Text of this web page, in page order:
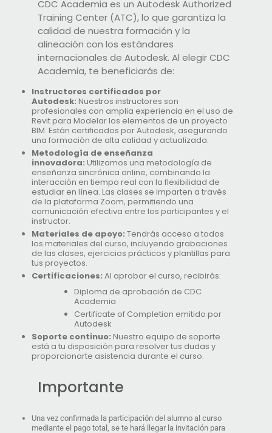
CDC Academia es un Autodesk Authorized
Training Center (ATC), lo que garantiza la
calidad de nuestra formación y la
alineación con los estándares
internacionales de Autodesk. Al elegir CDC
Academia, te beneficiarás de:
Instructores certificados por
Autodesk: Nuestros instructores son
profesionales con amplia experiencia en el uso de
Revit para Modelar los elementos de un proyecto
BIM. Están certificados por Autodesk, asegurando
una formación de alta calidad y actualizada.
Metodología de enseñanza
innovadora: Utilizamos una metodología de
enseñanza sincrónica online, combinando la
interacción en tiempo real con la flexibilidad de
estudiar en línea. Las clases se imparten a través
de la plataforma Zoom, permitiendo una
comunicación efectiva entre los participantes y el
instructor.
Materiales de apoyo: Tendrás acceso a todos
los materiales del curso, incluyendo grabaciones
de las clases, ejercicios prácticos y plantillas para
tus proyectos.
Certificaciones: Al aprobar el curso, recibirás:
Diploma de aprobación de CDC
Academia
Certificate of Completion emitido por
Autodesk
Soporte continuo: Nuestro equipo de soporte
está a tu disposición para resolver tus dudas y
proporcionarte asistencia durante el curso.
Importante
Una vez confirmada la participación del alumno al curso
mediante el pago total, se te hará llegar la invitación para